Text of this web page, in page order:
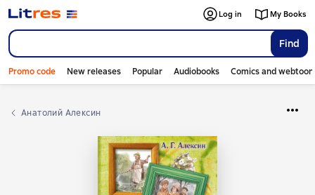
Find
Log in My Books
Promo code New releases Popular Audiobooks Comics and
Анатолий Алексин